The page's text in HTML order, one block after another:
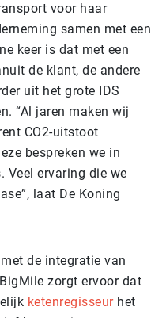
voor haar
samen met een
keer is dat met een
de klant, de andere
uit het grote IDS
“Al jaren maken wij
CO2-uitstoot
bespreken we in
Veel ervaring die we
laat De Koning
de integratie van
zorgt ervoor dat
ketenregisseurhet